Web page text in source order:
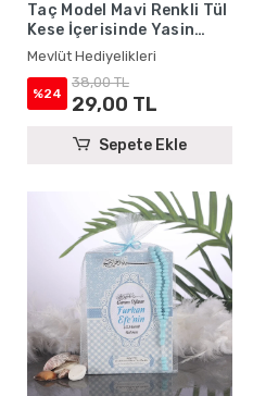
Taç Model Mavi Renkli Tül
Kese İçerisinde Yasin
Kitabı ve Tesbih - Mevlüt
Hediyelikleri
Mevlüt Hediyelikleri
%24
38,00 TL
29,00 TL
Sepete Ekle